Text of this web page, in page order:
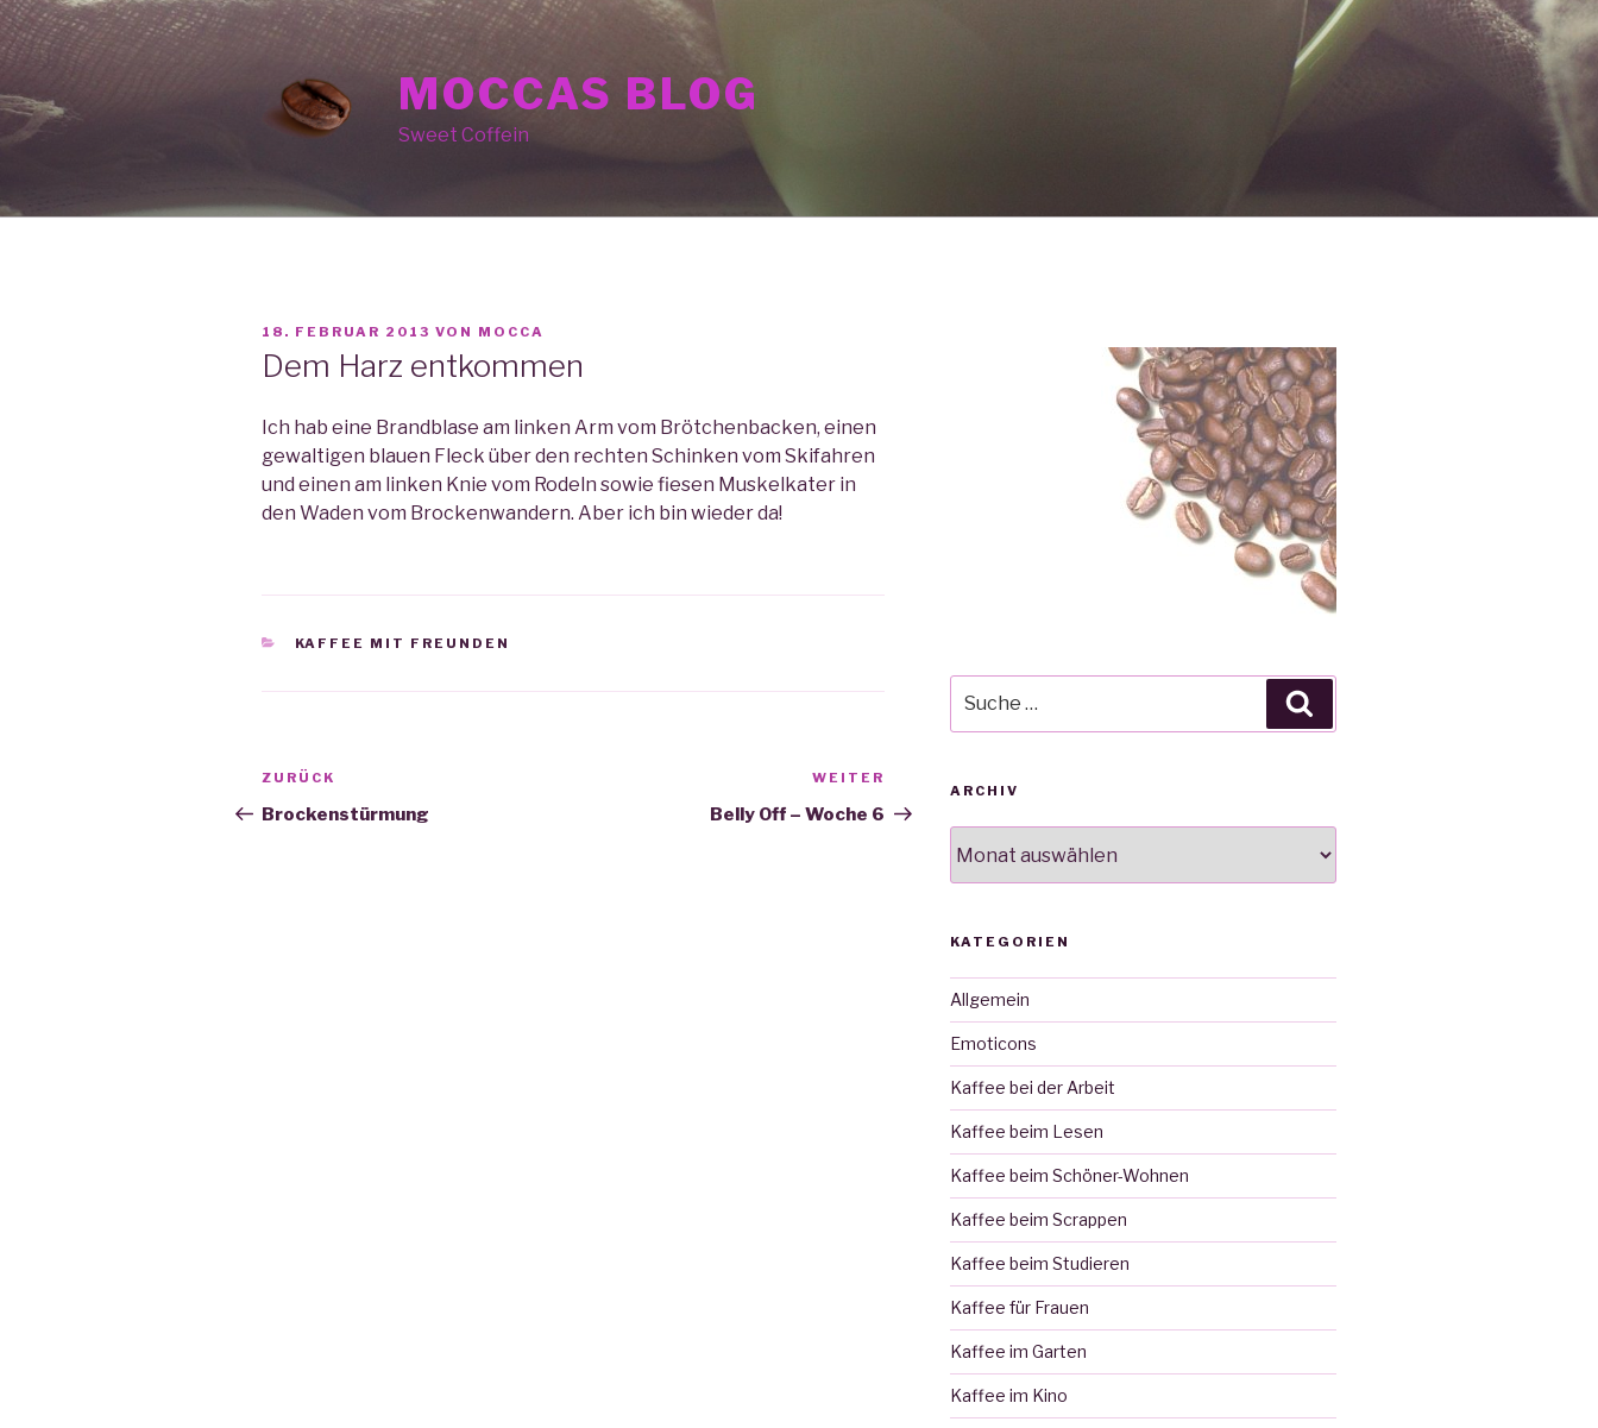
Zum
Inhalt
springen
MOCCAS BLOG
Sweet Coffein
VERÖFFENTLICHT
AM
18. FEBRUAR 2013 VON MOCCA
Dem Harz entkommen
Ich hab eine Brandblase am linken Arm vom Brötchenbacken, einen
gewaltigen blauen Fleck über den rechten Schinken vom Skifahren
und einen am linken Knie vom Rodeln sowie fiesen Muskelkater in
den Waden vom Brockenwandern. Aber ich bin wieder da!
KATEGORIEN
KAFFEE MIT FREUNDEN
Beitrags-
Navigation
Vorheriger
Beitrag
ZURÜCK
Brockenstürmung
Nächster
Beitrag
WEITER
Belly Off – Woche 6
nach:
ARCHIV
KATEGORIEN
Allgemein
Emoticons
Kaffee bei der Arbeit
Kaffee beim Lesen
Kaffee beim Schöner-Wohnen
Kaffee beim Scrappen
Kaffee beim Studieren
Kaffee für Frauen
Kaffee im Garten
Kaffee im Kino